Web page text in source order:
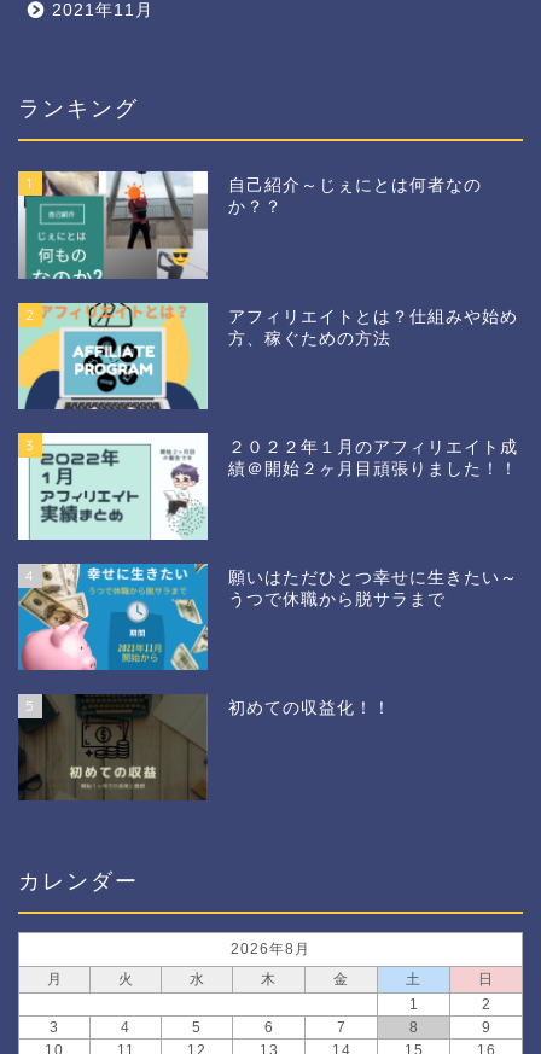
2021年11月
ランキング
1
自己紹介～じぇにとは何者なの
か？？
2
アフィリエイトとは？仕組みや始め
方、稼ぐための方法
3
２０２２年１月のアフィリエイト成
績＠開始２ヶ月目頑張りました！！
4
願いはただひとつ幸せに生きたい～
うつで休職から脱サラまで
5 初めての収益化！！
カレンダー
2026年8月
月
火 水 木 金 土
日
1
2
3
4 5 6 7 8
9